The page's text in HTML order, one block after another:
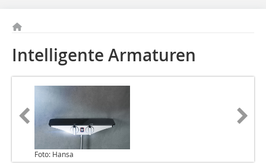
Intelligente Armaturen
Foto: Hansa